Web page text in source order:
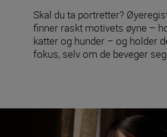
Skal du ta portretter?
finner raskt motivets øyne –
katter og hunder – og holder
fokus, selv om de beveger